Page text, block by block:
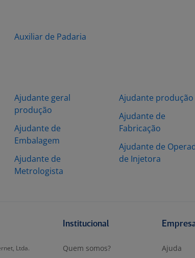
Auxiliar de Padaria
Ajudante geral
produção
Ajudante de
Embalagem
Ajudante de
Metrologista
Ajudante produção
Ajudante de
Fabricação
Ajudante de
de Injetora
Ltda.
Institucional
Quem somos? Ajuda